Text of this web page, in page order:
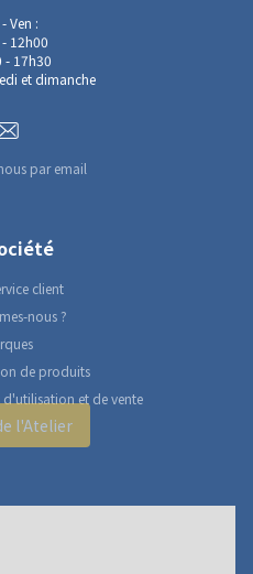
Ven :
12h00
- 17h30
et dimanche
par email
client
nous ?
de produits
et de vente
l'Atelier